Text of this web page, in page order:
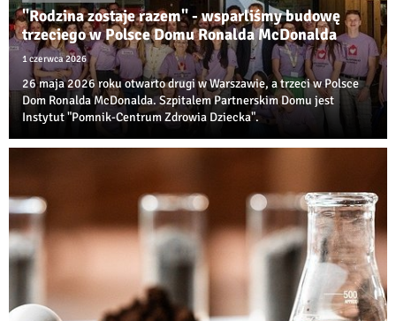
"Rodzina zostaje razem" - wsparliśmy budowę
trzeciego w Polsce Domu Ronalda McDonalda
1 czerwca 2026
26 maja 2026 roku otwarto drugi w Warszawie, a trzeci w Polsce
Dom Ronalda McDonalda. Szpitalem Partnerskim Domu jest
Instytut "Pomnik-Centrum Zdrowia Dziecka".